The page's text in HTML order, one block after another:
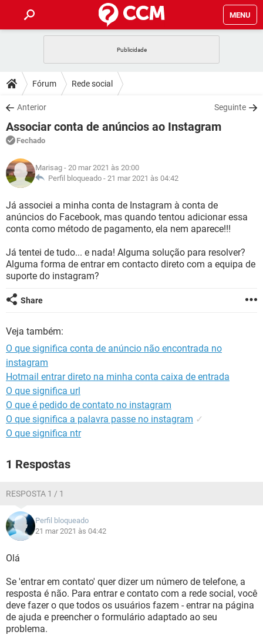
MENU
CELULAR
OUTLOOK
INSTAGRAM GMAIL
GUIA DE COMPRAS
DICAS
JOGOS
OUTLOOK
INSTAGRAM
GUIA DE COMPRAS
DOWNLOADS
JOGOS WHATSAPP
CELULAR
OUTLOOK
INSTAGRAM
GUIA DE COMPRAS
FÓRUM
JOGOS
CELULAR FACEBOOK
INSTAGRAM GMAIL
GLOSSÁRIO
JOGOS
CELULAR FACEBOOK
OUTLOOK EXCEL
INSTAGRAM
GUIA DE COMPRAS
Fórum Rede social
Anterior Seguinte
Associar conta de anúncios ao Instagram
Fechado
Marisag - 20 mar 2021 às 20:00
Perfil bloqueado - 21 mar 2021 às 04:42
Já associei a minha conta de Instagram à conta de
anúncios do Facebook, mas quando tentou adicionar essa
conta como método de pagamento, ela nem aparece!!!
Já tentei de tudo... e nada! Alguma solução para resolver?
Alguma forma de entrar em contacto direto com a equipa de
suporte do instagram?
Share
Veja também:
O que significa conta de anúncio não encontrada no
instagram
Hotmail entrar direto na minha conta caixa de entrada
O que significa url
O que é pedido de contato no instagram
O que significa a palavra passe no instagram ✓
O que significa ntr
1 Respostas
RESPOSTA 1 / 1
Perfil bloqueado
21 mar 2021 às 04:42
Olá
Se 'entrar em contato' quer dizer um número de telefone, a
resposta é não. Para entrar e contato com a rede social, você
deve fazer o que todos os usuários fazem - entrar na página
de ajuda e preencher o formulário adaptado ao seu
problema.